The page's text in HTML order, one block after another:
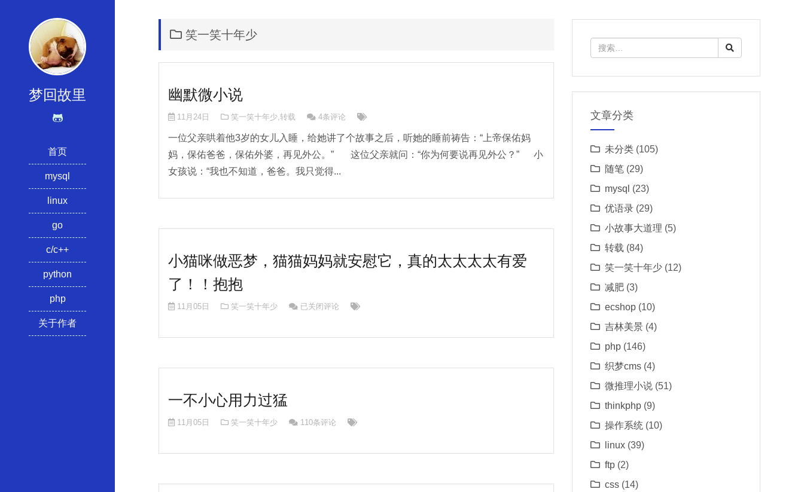
梦回故里
首页
mysql
linux
go
c/c++
python
php
关于作者
笑一笑十年少
幽默微小说
11月24日 笑一笑十年少,转载 4条评论
一位父亲哄着他3岁的女儿入睡，给她讲了个故事之后，听她的睡前祷告：“上帝保佑妈
妈，保佑爸爸，保佑外婆，再见外公。” 这位父亲就问：“你为何要说再见外公？” 小
女孩说：“我也不知道，爸爸。我只觉得...
小猫咪做恶梦，猫猫妈妈就安慰它，真的太太太太有爱
了！！抱抱
11月05日 笑一笑十年少 小猫咪做恶梦，猫猫妈妈就安慰它，真的太太太太有爱了！！抱抱
已关闭评论
一不小心用力过猛
11月05日 笑一笑十年少 110条评论
文章分类
未分类(105)
随笔(29)
mysql (23)
优语录(29)
小故事大道理 (5)
转载 (84)
笑一笑十年少(12)
减肥(3)
ecshop(10)
吉林美景(4)
php(146)
织梦cms(4)
微推理小说(51)
thinkphp(9)
操作系统(10)
linux(39)
ftp(2)
css(14)